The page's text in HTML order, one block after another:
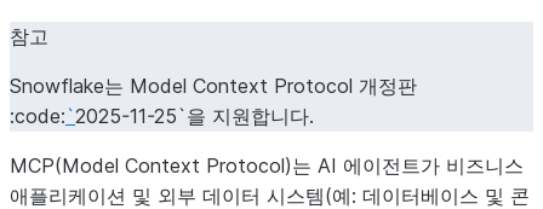
참고
Snowflake는 Model Context Protocol 개정판
:code:`2025-11-25`을 지원합니다.
MCP(Model Context Protocol)는 AI 에이전트가 비즈니스
애플리케이션 및 외부 데이터 시스템(예: 데이터베이스 및 콘